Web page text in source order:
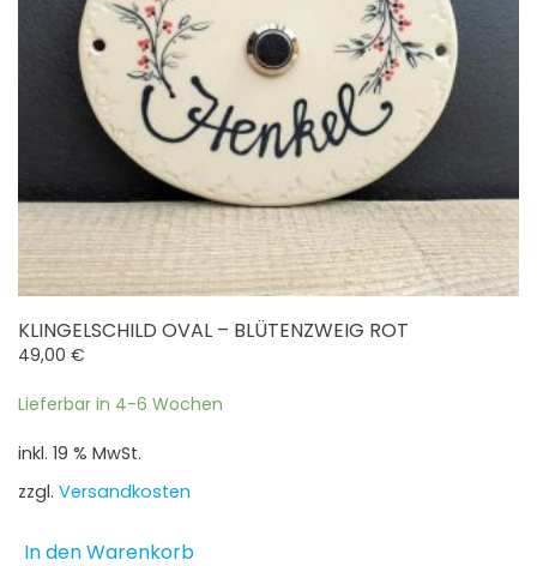
KLINGELSCHILD OVAL – BLÜTENZWEIG ROT
49,00 €
Lieferbar in 4-6 Wochen
inkl. 19 % MwSt.
zzgl. Versandkosten
In den Warenkorb